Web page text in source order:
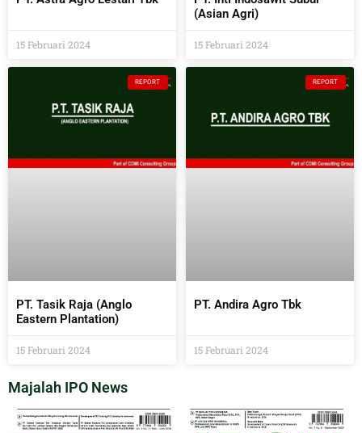
15 Februari 2024
(Asian Agri)
15 Februari 2024
REPORT
PT. Tasik Raja (Anglo
Eastern Plantation)
15 Februari 2024
REPORT
PT. Andira Agro Tbk
15 Februari 2024
Majalah IPO News